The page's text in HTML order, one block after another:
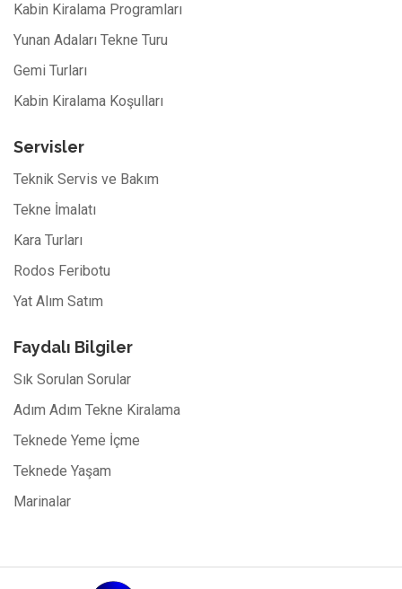
Kabin Kiralama Programları
Yunan Adaları Tekne Turu
Gemi Turları
Kabin Kiralama Koşulları
Servisler
Teknik Servis ve Bakım
Tekne İmalatı
Kara Turları
Rodos Feribotu
Yat Alım Satım
Faydalı Bilgiler
Sık Sorulan Sorular
Adım Adım Tekne Kiralama
Teknede Yeme İçme
Teknede Yaşam
Marinalar